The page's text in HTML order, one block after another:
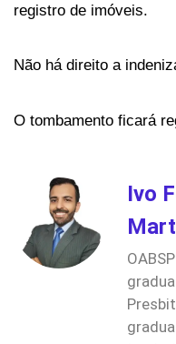
registro de imóveis.
Não há direito a
O tombamento ficará
Ivo